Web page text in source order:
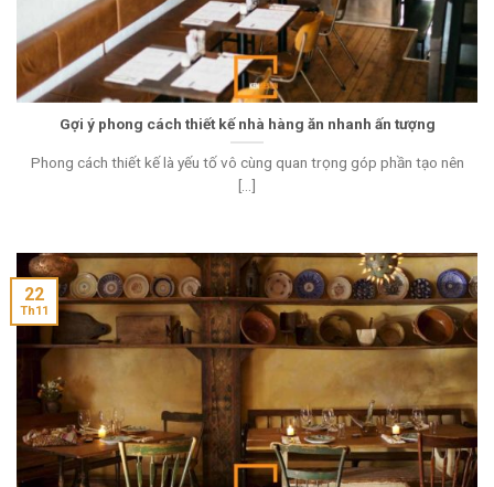
Gợi ý phong cách thiết kế nhà hàng ăn nhanh ấn tượng
Phong cách thiết kế là yếu tố vô cùng quan trọng góp phần tạo nên
[...]
22
Th11